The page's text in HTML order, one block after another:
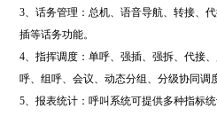
3、话务管理：总机、语音导航、转接、
插等话务功能。
4、指挥调度：单呼、强插、强拆、代接
呼、组呼、会议、动态分组、分级协同调
5、报表统计：呼叫系统可提供多种指标